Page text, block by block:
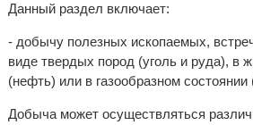
Данный раздел включает:
- добычу полезных ископаемых,
виде твердых пород (уголь и руда), в
(нефть) или в газообразном состоянии
Добыча может осуществляться